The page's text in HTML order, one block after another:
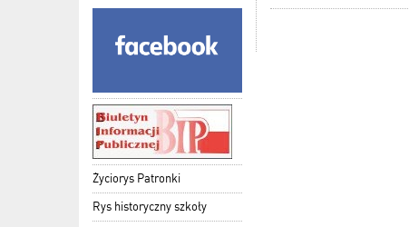
Życiorys Patronki
Rys historyczny szkoły